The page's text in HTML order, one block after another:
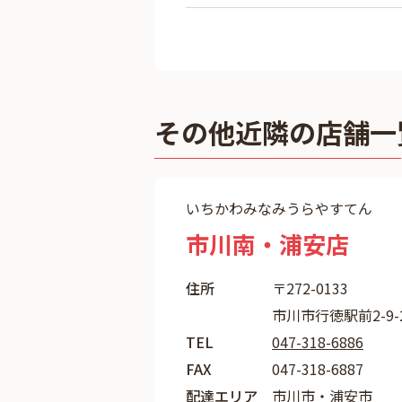
その他近隣の店舗
いちかわみなみうらやすてん
市川南・浦安店
住所
〒272-0133
市川市行徳駅前2-
TEL
047-318-6886
FAX
047-318-6887
配達エリア
市川市・浦安市